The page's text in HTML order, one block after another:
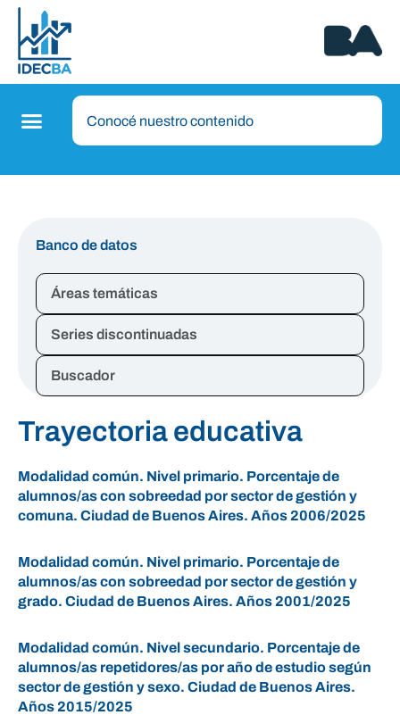
Banco de datos
Áreas temáticas
Series discontinuadas
Buscador
Trayectoria educativa
Modalidad común. Nivel primario. Porcentaje de
alumnos/as con sobreedad por sector de gestión y
comuna. Ciudad de Buenos Aires. Años 2006/2025
Modalidad común. Nivel primario. Porcentaje de
alumnos/as con sobreedad por sector de gestión y
grado. Ciudad de Buenos Aires. Años 2001/2025
Modalidad común. Nivel secundario. Porcentaje de
alumnos/as repetidores/as por año de estudio según
sector de gestión y sexo. Ciudad de Buenos Aires.
Años 2015/2025